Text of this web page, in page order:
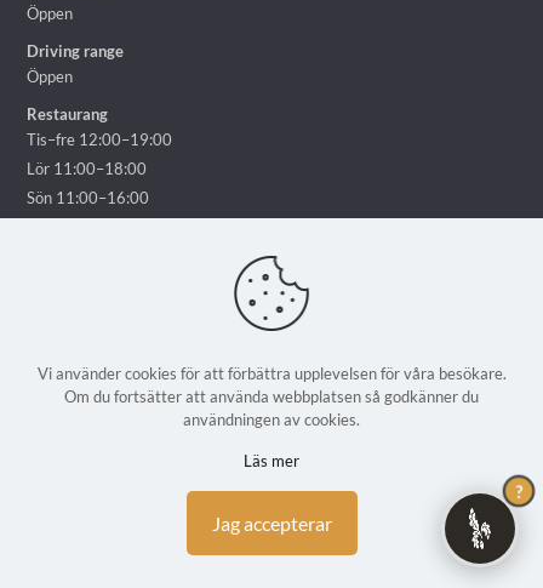
Öppen
Driving range
Öppen
Restaurang
Tis–fre 12:00–19:00
Lör 11:00–18:00
Sön 11:00–16:00
© 2025 Ekholmsnäs Golf Lidingö - Alla rättigheter reserverade | En
webbplats frånWeblicious
Vi använder cookies för att förbättra upplevelsen för våra besökare.
Om du fortsätter att använda webbplatsen så godkänner du
användningen av cookies.
Läs mer
Jag accepterar
?